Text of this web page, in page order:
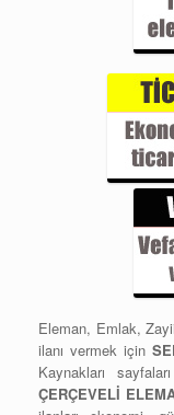
Eleman, Emlak,
ilanı vermek için
Kaynakları
ÇERÇEVELİ